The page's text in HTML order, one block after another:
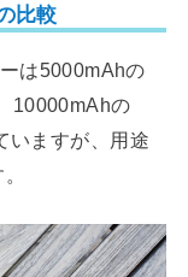
比較
は5000mAhの
10000mAhの
いますが、用途